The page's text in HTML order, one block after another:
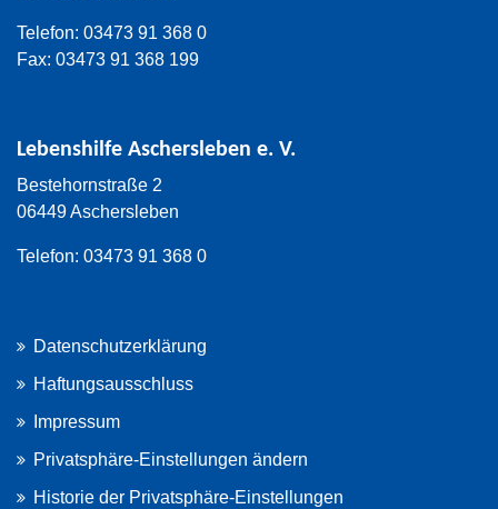
Telefon: 03473 91 368 0
Fax: 03473 91 368 199
Lebenshilfe Aschersleben e. V.
Bestehornstraße 2
06449 Aschersleben
Telefon: 03473 91 368 0
Datenschutzerklärung
Haftungsausschluss
Impressum
Privatsphäre-Einstellungen ändern
Historie der Privatsphäre-Einstellungen